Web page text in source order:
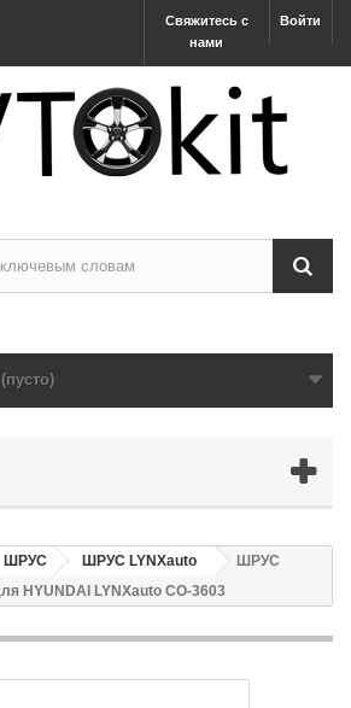
Войти
Свяжитесь с
нами
(пусто)
ШРУС ШРУС LYNXauto
ШРУС
HYUNDAI LYNXauto CO-3603